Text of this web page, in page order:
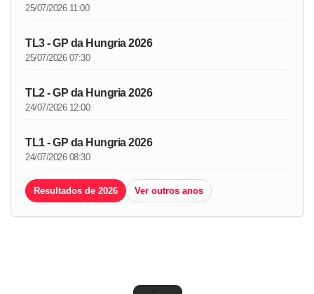
25/07/2026 11:00
TL3 - GP da Hungria 2026
25/07/2026 07:30
TL2 - GP da Hungria 2026
24/07/2026 12:00
TL1 - GP da Hungria 2026
24/07/2026 08:30
Resultados de 2026 Ver outros anos